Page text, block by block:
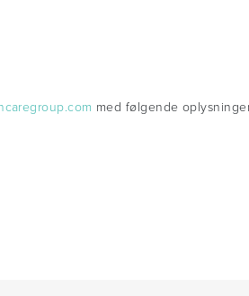
med følgende